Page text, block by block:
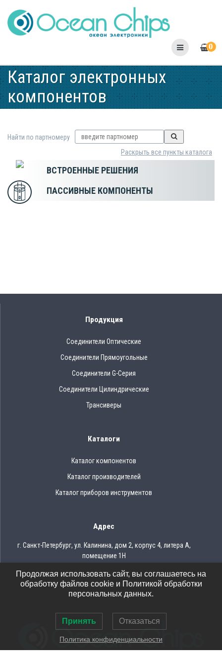
to
content
0
Каталог электронных
компонентов
Найти по партномеру
Раскрыть все пункты каталога
ВСТРОЕННЫЕ РЕШЕНИЯ
ПАССИВНЫЕ КОМПОНЕНТЫ
Продукция
Соединители Оптические
Соединители Прямоугольные
Соединители G-Серия
Соединители Цилиндрические
Трансиверы
Каталоги
Каталог компонентов
Каталог производителей
Каталог приборов инструментов
Адрес
г. Санкт-Петербург, ул. Калинина, дом 2, корпус 4, литера А,
помещение 1Н
Тел.: 8 (812) 309-75-97
Email: ocean@oceanchips.ru
Продолжая использовать сайт, вы соглашаетесь на
обработку файлов cookie и Политикой обработки
персональных данных.
Принять Отказаться
Политика конфиденциальности